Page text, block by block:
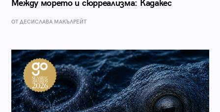
Между морето и сюрреализма: Кадакес
ОТ ДЕСИСЛАВА МАКЪЛРЕЙТ